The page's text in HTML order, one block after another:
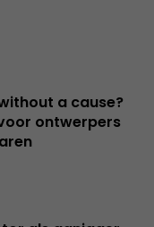
a cause?
ontwerpers